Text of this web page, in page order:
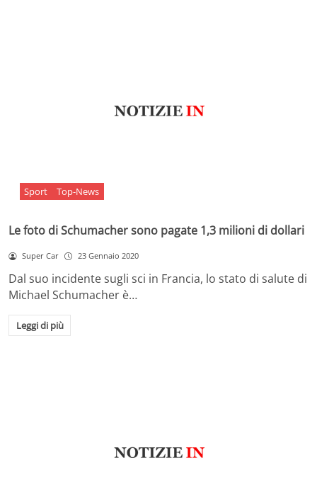
Sport Top-News
Le foto di Schumacher sono pagate 1,3 milioni di dollari
Super Car 23 Gennaio 2020
Dal suo incidente sugli sci in Francia, lo stato di salute di
Michael Schumacher è…
Leggi di più